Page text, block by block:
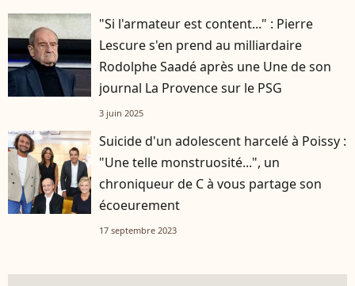
"Si l'armateur est content..." : Pierre
Lescure s'en prend au milliardaire
Rodolphe Saadé après une Une de son
journal La Provence sur le PSG
3 juin 2025
Suicide d'un adolescent harcelé à Poissy :
"Une telle monstruosité...", un
chroniqueur de C à vous partage son
écoeurement
17 septembre 2023